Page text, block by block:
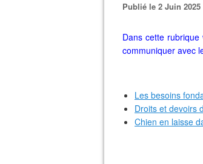
Publié le 2 Juin 2025
Dans cette
communiquer avec
Les besoins
Droits et devoirs
Chien en laisse